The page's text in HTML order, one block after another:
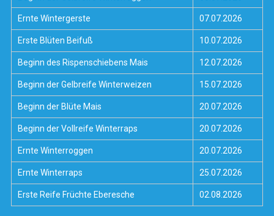
Ernte Wintergerste 07.07.2026
Erste Blüten Beifuß 10.07.2026
Beginn des Rispenschiebens Mais 12.07.2026
Beginn der Gelbreife Winterweizen 15.07.2026
Beginn der Blüte Mais 20.07.2026
Beginn der Vollreife Winterraps 20.07.2026
Ernte Winterroggen 20.07.2026
Ernte Winterraps 25.07.2026
Erste Reife Früchte Eberesche 02.08.2026